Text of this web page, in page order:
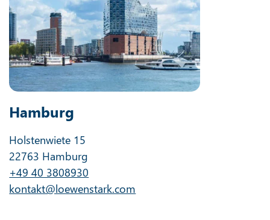
Hamburg
Holstenwiete 15
22763 Hamburg
+49 40 3808930
kontakt@loewenstark.com